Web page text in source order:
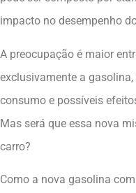
impacto no desempenho
A preocupação é maior
exclusivamente a
consumo e possíveis
Mas será que essa nova
carro?
Como a nova gasolina